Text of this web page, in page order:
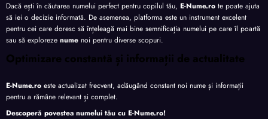
Dacă ești în căutarea numelui perfect pentru copilul tău, E-Nume.ro te poate ajuta
să iei o decizie informată. De asemenea, platforma este un instrument excelent
pentru cei care doresc să înțeleagă mai bine semnificația numelui pe care îl poartă
sau să exploreze nume noi pentru diverse scopuri.
Optimizare constantă și informații de actualitate
E-Nume.ro este actualizat frecvent, adăugând constant noi nume și informații
pentru a rămâne relevant și complet.
Descoperă povestea numelui tău cu E-Nume.ro!